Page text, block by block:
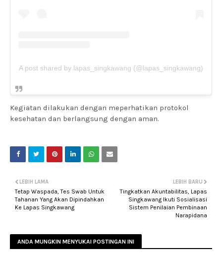
A post shared by lapas_singkawang (@lapas_singkawang)
Kegiatan dilakukan dengan meperhatikan protokol
kesehatan dan berlangsung dengan aman.
LEBIH BARU
Tingkatkan Akuntabilitas, Lapas
Singkawang Ikuti Sosialisasi
Sistem Penilaian Pembinaan
Narapidana
LEBIH LAMA
Tetap Waspada, Tes Swab Untuk
Tahanan Yang Akan Dipindahkan
Ke Lapas Singkawang
ANDA MUNGKIN MENYUKAI POSTINGAN INI